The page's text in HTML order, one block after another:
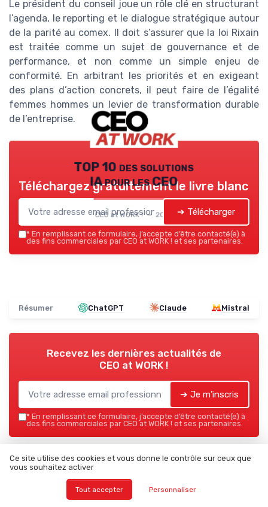
Le président du conseil joue un rôle clé en structurant
l’agenda, le reporting et le dialogue stratégique autour
de la parité au comex. Il doit s’assurer que la loi Rixain
est traitée comme un sujet de gouvernance et de
performance, et non comme un simple enjeu de
conformité. En arbitrant les priorités et en exigeant
des plans d’action concrets, il peut faire de l’égalité
femmes hommes un levier de transformation durable
de l’entreprise.
TOP 10 des solutions
IA pour les CEO
CEO at WORK ! — 2026
Téléchargez gratuitement le livre blanc
➔ Télécharger
* En remplissant ce formulaire, j’accepte d’être contacté(e) à
des fins commerciales par CEO at WORK ! et ses partenaires.
Résumer ChatGPT Claude Mistral
Recevez les dernières actualités de
CEO at WORK !
➔ Je m'inscris
* En remplissant ce formulaire, j’accepte d’être contacté(e) à
des fins commerciales par CEO at WORK ! et ses partenaires.
CEO at WORK !
Ajoutez-nous à vos sources préférées sur Google
Parole d'experts
Ce site utilise des cookies et vous donne le contrôle sur ceux que
vous souhaitez activer
Tout accepter Personnaliser